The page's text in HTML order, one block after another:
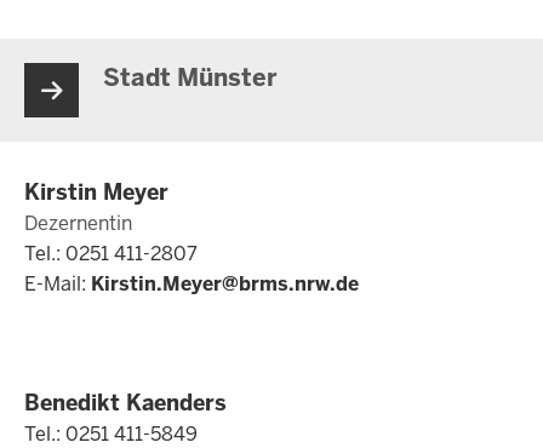
Stadt Münster
Kirstin Meyer
Dezernentin
Tel.: 0251 411-2807
E-Mail: Kirstin.Meyer@brms.nrw.de
Benedikt Kaenders
Tel.: 0251 411-5849